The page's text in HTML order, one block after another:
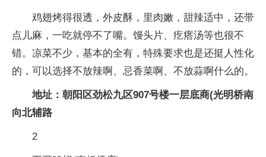
鸡翅烤得很透，外皮酥，里肉嫩，甜辣适中，还带
点儿麻，一吃就停不了嘴。馒头片、疙瘩汤等也很不
错。凉菜不少，基本的全有，特殊要求也是还挺人性化
的，可以选择不放辣啊、忌香菜啊、不放蒜啊什么的。
地址：朝阳区劲松九区907号楼一层底商(光明桥南
向北辅路
2